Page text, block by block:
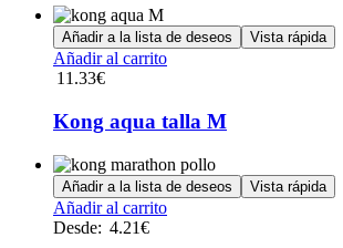
Añadir a la lista de deseos Vista rápida
Añadir al carrito
11.33€
Kong aqua talla M
Añadir a la lista de deseos Vista rápida
Añadir al carritoEste
Desde: 4.21€